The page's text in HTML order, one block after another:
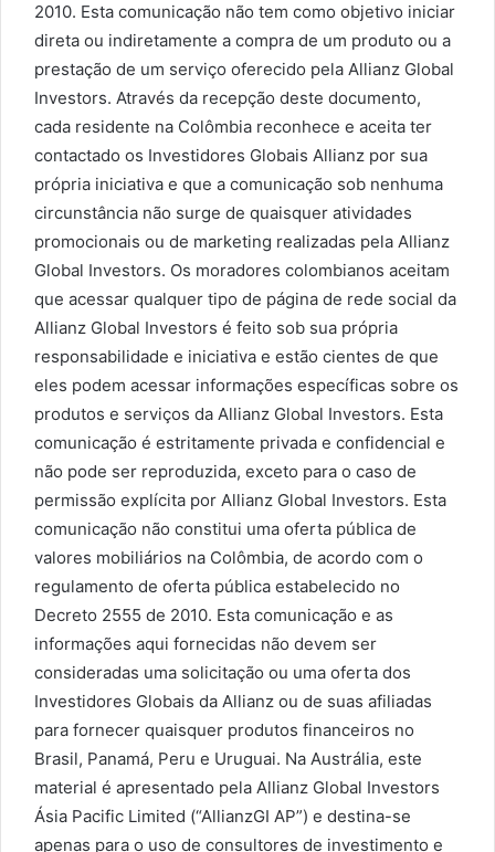
2010. Esta comunicação não tem como objetivo iniciar
direta ou indiretamente a compra de um produto ou a
prestação de um serviço oferecido pela Allianz Global
Investors. Através da recepção deste documento,
cada residente na Colômbia reconhece e aceita ter
contactado os Investidores Globais Allianz por sua
própria iniciativa e que a comunicação sob nenhuma
circunstância não surge de quaisquer atividades
promocionais ou de marketing realizadas pela Allianz
Global Investors. Os moradores colombianos aceitam
que acessar qualquer tipo de página de rede social da
Allianz Global Investors é feito sob sua própria
responsabilidade e iniciativa e estão cientes de que
eles podem acessar informações específicas sobre os
produtos e serviços da Allianz Global Investors. Esta
comunicação é estritamente privada e confidencial e
não pode ser reproduzida, exceto para o caso de
permissão explícita por Allianz Global Investors. Esta
comunicação não constitui uma oferta pública de
valores mobiliários na Colômbia, de acordo com o
regulamento de oferta pública estabelecido no
Decreto 2555 de 2010. Esta comunicação e as
informações aqui fornecidas não devem ser
consideradas uma solicitação ou uma oferta dos
Investidores Globais da Allianz ou de suas afiliadas
para fornecer quaisquer produtos financeiros no
Brasil, Panamá, Peru e Uruguai. Na Austrália, este
material é apresentado pela Allianz Global Investors
Ásia Pacific Limited (“AllianzGI AP”) e destina-se
apenas para o uso de consultores de investimento e